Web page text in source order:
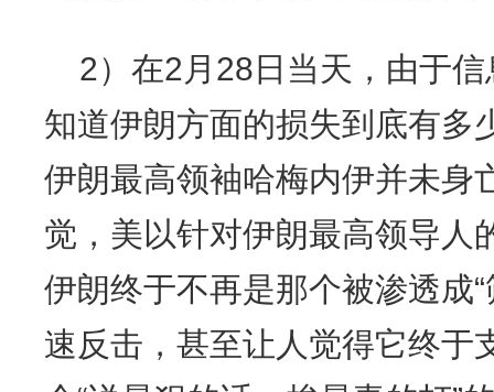
2）在2月28日当天，由于
知道伊朗方面的损失到底有多
伊朗最高领袖哈梅内伊并未身
觉，美以针对伊朗最高领导人
伊朗终于不再是那个被渗透成
速反击，甚至让人觉得它终于